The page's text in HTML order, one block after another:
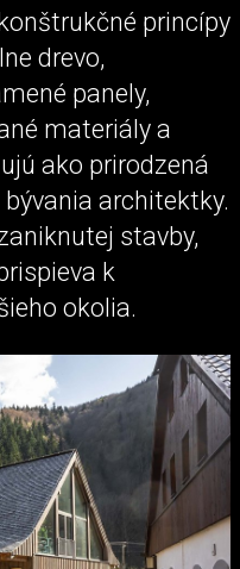
princípy
drevo,
panely,
materiály a
ako prirodzená
architektky.
stavby,
k
okolia.